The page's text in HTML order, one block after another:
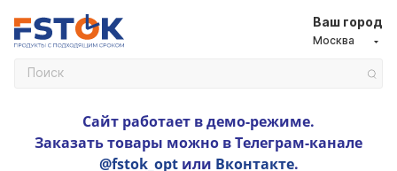
Ваш город
Москва
Сайт работает в демо-режиме.
Заказать товары можно в Телеграм-канале
@fstok_optили Вконтакте.